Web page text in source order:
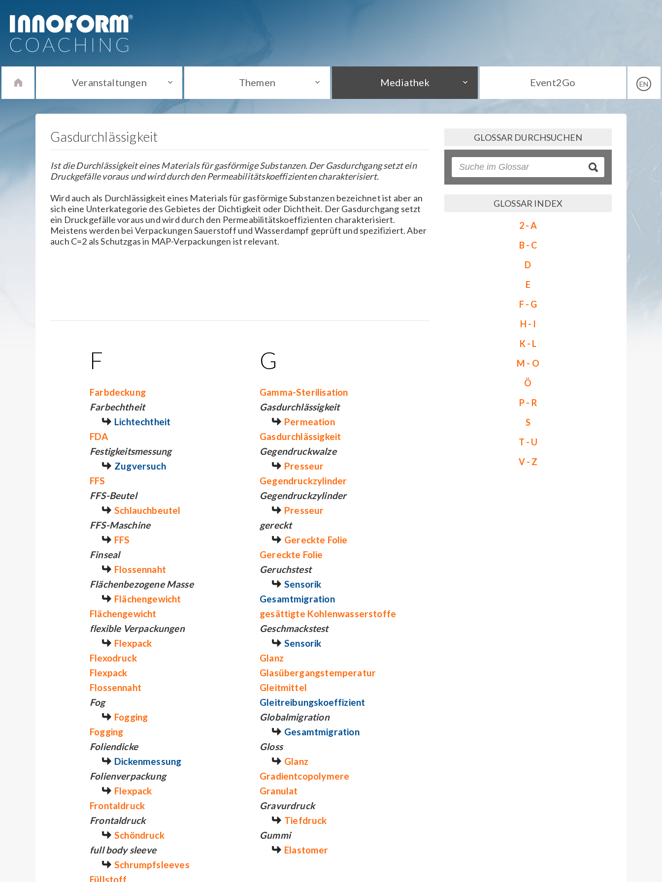
Veranstaltungen Themen Mediathek Event2Go EN
Gasdurchlässigkeit
Ist die Durchlässigkeit eines Materials für gasförmige Substanzen. Der Gasdurchgang setzt ein
Druckgefälle voraus und wird durch den Permeabilitätskoeffizienten charakterisiert.
Wird auch als Durchlässigkeit eines Materials für gasförmige Substanzen bezeichnet ist aber an
sich eine Unterkategorie des Gebietes der Dichtigkeit oder Dichtheit. Der Gasdurchgang setzt
ein Druckgefälle voraus und wird durch den Permeabilitätskoeffizienten charakterisiert.
Meistens werden bei Verpackungen Sauerstoff und Wasserdampf geprüft und spezifiziert. Aber
auch C=2 als Schutzgas in MAP-Verpackungen ist relevant.
F
Farbdeckung
Farbechtheit
Lichtechtheit
FDA
Festigkeitsmessung
Zugversuch
FFS
FFS-Beutel
Schlauchbeutel
FFS-Maschine
FFS
Finseal
Flossennaht
Flächenbezogene Masse
Flächengewicht
Flächengewicht
flexible Verpackungen
Flexpack
Flexodruck
Flexpack
Flossennaht
Fog
Fogging
Fogging
Foliendicke
Dickenmessung
Folienverpackung
Flexpack
Frontaldruck
Frontaldruck
Schöndruck
full body sleeve
Schrumpfsleeves
Füllstoff
G
Gamma-Sterilisation
Gasdurchlässigkeit
Permeation
Gasdurchlässigkeit
Gegendruckwalze
Presseur
Gegendruckzylinder
Gegendruckzylinder
Presseur
gereckt
Gereckte Folie
Gereckte Folie
Geruchstest
Sensorik
Gesamtmigration
gesättigte Kohlenwasserstoffe
Geschmackstest
Sensorik
Glanz
Glasübergangstemperatur
Gleitmittel
Gleitreibungskoeffizient
Globalmigration
Gesamtmigration
Gloss
Glanz
Gradientcopolymere
Granulat
Gravurdruck
Tiefdruck
Gummi
Elastomer
GLOSSAR DURCHSUCHEN
GLOSSAR INDEX
2 - A
B - C
D
E
F - G
H - I
K - L
M - O
Ö
P - R
S
T - U
V - Z